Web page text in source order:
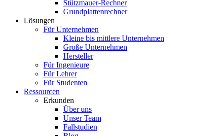
Stützmauer-Rechner
Grundplattenrechner
Lösungen
Für Unternehmen
Kleine bis mittlere Unternehmen
Große Unternehmen
Hersteller
Für Ingenieure
Für Lehrer
Für Studenten
Ressourcen
Erkunden
Über uns
Unser Team
Fallstudien